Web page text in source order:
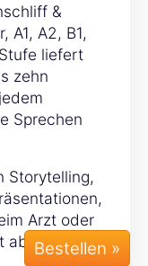
&
A1, A2, B1,
liefert
zehn
Sprechen
Storytelling,
Arzt oder
abrufbarem